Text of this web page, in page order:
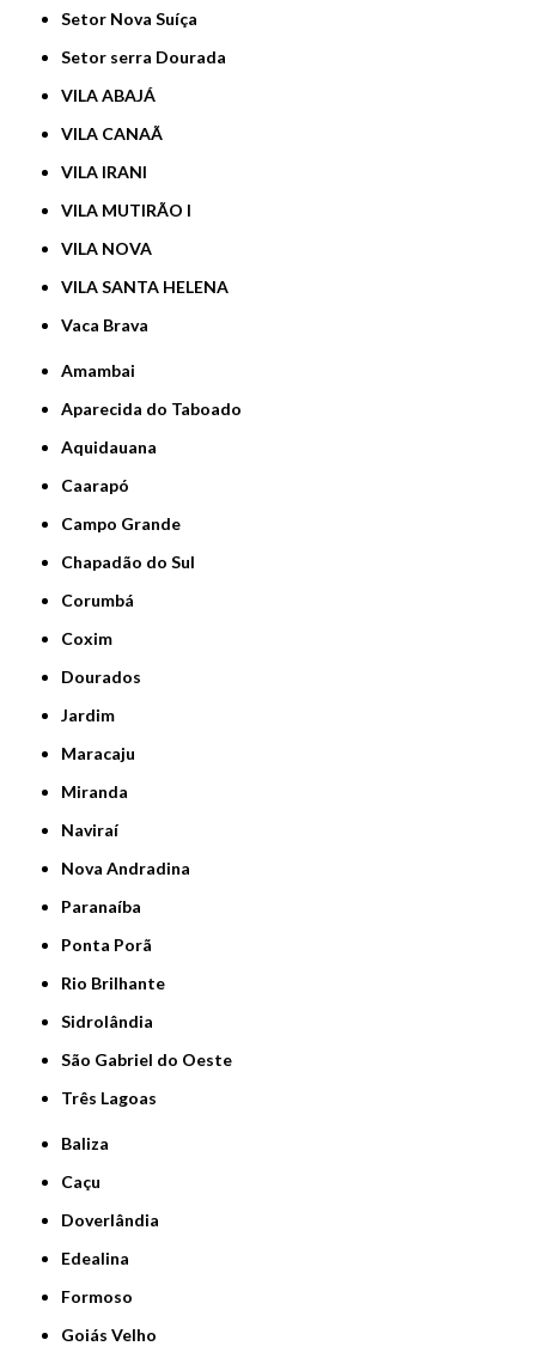
Setor Nova Suíça
Setor serra Dourada
VILA ABAJÁ
VILA CANAÃ
VILA IRANI
VILA MUTIRÃO I
VILA NOVA
VILA SANTA HELENA
Vaca Brava
Amambai
Aparecida do Taboado
Aquidauana
Caarapó
Campo Grande
Chapadão do Sul
Corumbá
Coxim
Dourados
Jardim
Maracaju
Miranda
Naviraí
Nova Andradina
Paranaíba
Ponta Porã
Rio Brilhante
Sidrolândia
São Gabriel do Oeste
Três Lagoas
Baliza
Caçu
Doverlândia
Edealina
Formoso
Goiás Velho